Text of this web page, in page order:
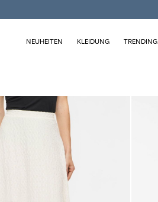
NEUHEITEN KLEIDUNG TRENDING